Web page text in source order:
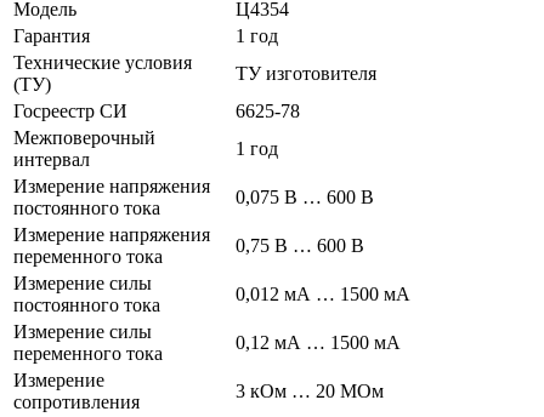
Модель
Ц4354
Гарантия
1 год
Технические условия
(ТУ)
ТУ изготовителя
Госреестр СИ
6625-78
Межповерочный
интервал
1 год
Измерение напряжения
постоянного тока
0,075 В … 600 В
Измерение напряжения
переменного тока
0,75 В … 600 В
Измерение силы
постоянного тока
0,012 мА … 1500 мА
Измерение силы
переменного тока
0,12 мА … 1500 мА
Измерение
сопротивления
3 кОм … 20 МОм